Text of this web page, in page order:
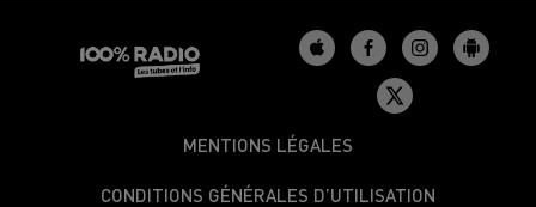
MENTIONS LÉGALES
CONDITIONS GÉNÉRALES D’UTILISATION